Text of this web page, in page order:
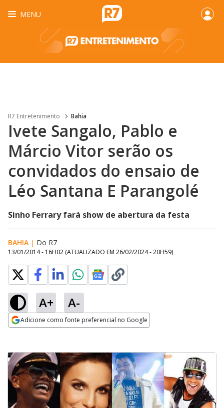
MENU
R7 Entretenimento Bahia
Ivete Sangalo, Pablo e
Márcio Vitor serão os
convidados do ensaio de
Léo Santana E Parangolé
Sinho Ferrary fará show de abertura da festa
BAHIA | Do R7
13/01/2014 - 16H02 (ATUALIZADO EM 26/02/2024 - 20H59)
A+ A-
Adicione como fonte preferencial no Google